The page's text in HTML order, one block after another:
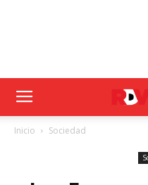
Inicio Sociedad